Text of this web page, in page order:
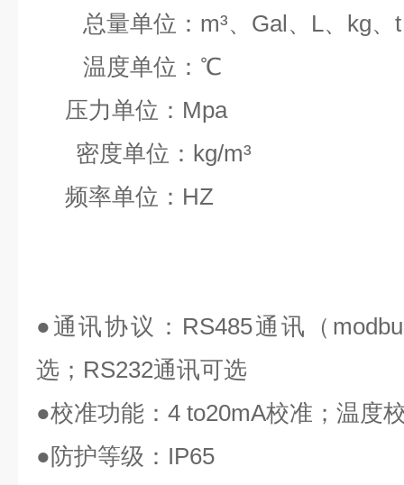
总量单位： m³、 Gal、 L、 kg、 t
温度单位： ℃
压力单位： Mpa
密度单位： kg/m³
频率单位： HZ
● 通讯协议： RS485通讯（
选； RS232通讯可选
●校准功能： 4 to20mA校准；温度
●防护等级： IP65